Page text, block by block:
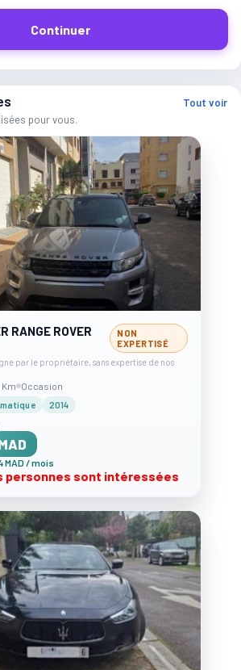
Continuer
pour vous.
Tout voir
RANGE ROVER
NON
EXPERTISÉ
par le propriétaire, sans expertise de nos
Occasion
2014
MAD / mois
personnes sont intéressées